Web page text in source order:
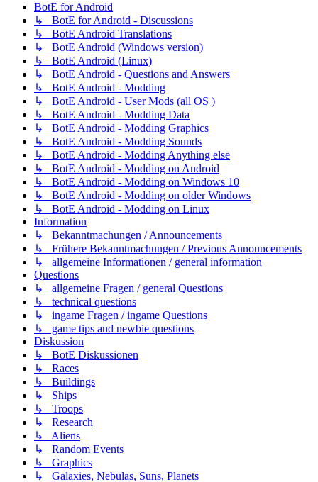
BotE for Android
↳ BotE for Android - Discussions
↳ BotE Android Translations
↳ BotE Android (Windows version)
↳ BotE Android (Linux)
↳ BotE Android - Questions and Answers
↳ BotE Android - Modding
↳ BotE Android - User Mods (all OS )
↳ BotE Android - Modding Data
↳ BotE Android - Modding Graphics
↳ BotE Android - Modding Sounds
↳ BotE Android - Modding Anything else
↳ BotE Android - Modding on Android
↳ BotE Android - Modding on Windows 10
↳ BotE Android - Modding on older Windows
↳ BotE Android - Modding on Linux
Information
↳ Bekanntmachungen / Announcements
↳ Frühere Bekanntmachungen / Previous Announcements
↳ allgemeine Informationen / general information
Questions
↳ allgemeine Fragen / general Questions
↳ technical questions
↳ ingame Fragen / ingame Questions
↳ game tips and newbie questions
Diskussion
↳ BotE Diskussionen
↳ Races
↳ Buildings
↳ Ships
↳ Troops
↳ Research
↳ Aliens
↳ Random Events
↳ Graphics
↳ Galaxies, Nebulas, Suns, Planets